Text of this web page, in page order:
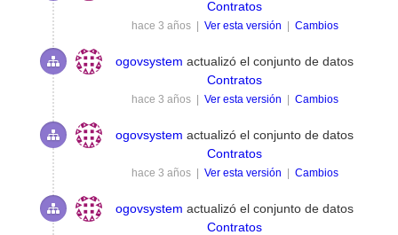
Contratos
hace 3 años | Ver esta versión | Cambios
ogovsystem actualizó el conjunto de datos
Contratos
hace 3 años | Ver esta versión | Cambios
ogovsystem actualizó el conjunto de datos
Contratos
hace 3 años | Ver esta versión | Cambios
ogovsystem actualizó el conjunto de datos
Contratos